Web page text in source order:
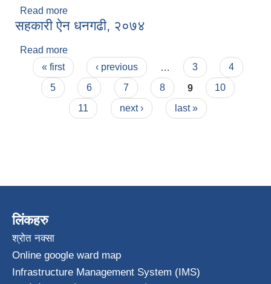
Read more
२०७४
सहकारी ऐन धनगढी, २०७४
Read more
Pages
« first ‹ previous 3
4
5
6 7 8 9
10
11
next › last »
लिंकहरु
श्रोत नक्सा
Online google ward map
Infrastructure Management System (IMS)